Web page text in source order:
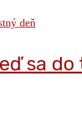
sa do